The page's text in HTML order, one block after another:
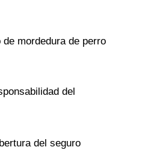
mordedura de perro
del
del seguro